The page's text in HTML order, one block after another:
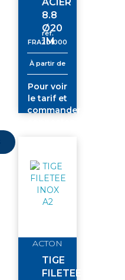
8.8
Ø20
1M
réf.
FRA201000
À partir de
Pour voir
le tarif et
commander
ACTON
TIGE
FILETEE